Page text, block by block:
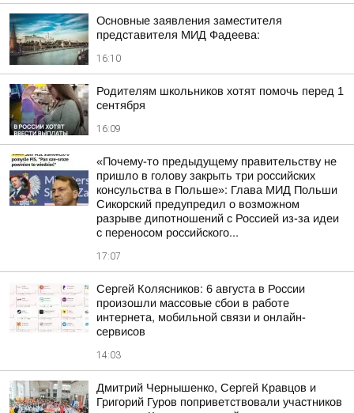
Основные заявления заместителя
представителя МИД Фадеева:
16:10
Родителям школьников хотят помочь перед 1
сентября
16:09
«Почему-то предыдущему правительству не
пришло в голову закрыть три российских
консульства в Польше»: Глава МИД Польши
Сикорский предупредил о возможном
разрыве дипотношений с Россией из-за идеи
с переносом российского...
17:07
Сергей Колясников: 6 августа в России
произошли массовые сбои в работе
интернета, мобильной связи и онлайн-
сервисов
14:03
Дмитрий Чернышенко, Сергей Кравцов и
Григорий Гуров поприветствовали участников